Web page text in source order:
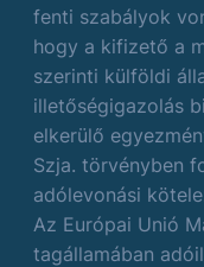
fenti szabályok
hogy a kifizető a
szerinti külföldi
illetőségigazolás
elkerülő
Szja. törvényben
adólevonási
Az Európai Unió
tagállamában